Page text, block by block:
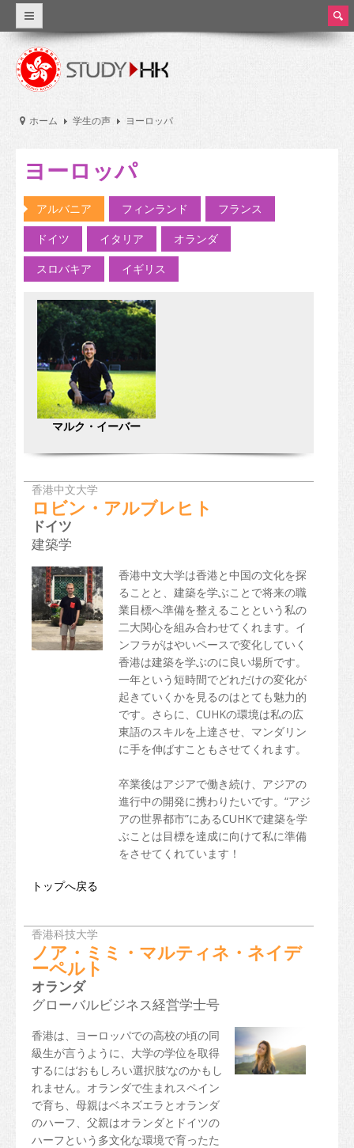
なぜ香港を選びますか？
香港教育
香港の教育システム
授業料と生活費
奨学金
実習とパートタイム労働
大学及び高等教育
プログラムリスト
職業及び専門教育とトレーニング
資格の枠組み
リシー
香港教育機関向けカレンダー
その他の教育オプション
勉強の経路
留学する
申請方法
健康と安全
保険
金銭問題
電気通信
交通
地図
学生の声
ear
ch
ホーム 学生の声 ヨーロッパ
ヨーロッパ
アルバニア フィンランド
フランス
ドイツ
イタリア
オランダ
スロバキア
イギリス
マルク・イーバー
香港中文大学
ロビン・アルブレヒト
ドイツ
建築学
香港中文大学は香港と中国の文化を探
ることと、建築を学ぶことで将来の職
業目標へ準備を整えることという私の
二大関心を組み合わせてくれます。イ
ンフラがはやいペースで変化していく
香港は建築を学ぶのに良い場所です。
一年という短時間でどれだけの変化が
起きていくかを見るのはとても魅力的
です。さらに、CUHKの環境は私の広
東語のスキルを上達させ、マンダリン
に手を伸ばすこともさせてくれます。
卒業後はアジアで働き続け、アジアの
進行中の開発に携わりたいです。“アジ
アの世界都市”にあるCUHKで建築を学
ぶことは目標を達成に向けて私に準備
をさせてくれています！
トップへ戻る
香港科技大学
ノア・ミミ・マルティネ・ネイデ
ーペルト
オランダ
グローバルビジネス経営学士号
香港は、ヨーロッパでの高校の頃の同
級生が言うように、大学の学位を取得
するには‘おもしろい選択肢’なのかもし
れません。オランダで生まれスペイン
で育ち、母親はベネズエラとオランダ
のハーフ、父親はオランダとドイツの
ハーフという多文化な環境で育ったた